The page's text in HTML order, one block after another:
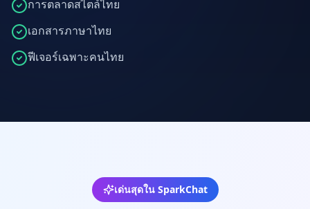
การตลาดสไตล์ไทย
เอกสารภาษาไทย
ฟีเจอร์เฉพาะคนไทย
เด่นสุดใน SparkChat